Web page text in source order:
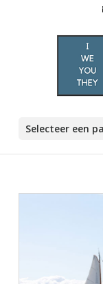
Selecteer een